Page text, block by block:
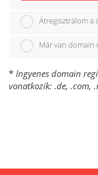
Átregisztrálom a
Már van domain
* Ingyenes domain
vonatkozik: .de, .com,